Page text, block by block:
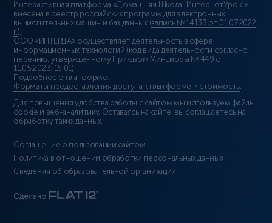
Интерактивная платформа «Домашняя Школа “ИнтернетУрок”»
внесена в реестр российских программ для электронных
вычислительных машин и баз данных (запись № 14133 от 01.07.2022
г.).
ООО «ИНТЕРДА» осуществляет деятельность в сфере
информационных технологий (код вида деятельности согласно
перечню, утверждённому Приказом Минцифры № 449 от
11.05.2023: 16.01)
Подробнее о платформе.
Форматы предоставления доступа к платформе и стоимость.
Для повышения удобства работы с сайтом мы используем файлы
cookie и веб-аналитику. Оставаясь на сайте, вы соглашаетесь на
обработку таких данных.
Соглашение о пользовании сайтом
Политика в отношении обработки персональных данных
Сведения об образовательной организации